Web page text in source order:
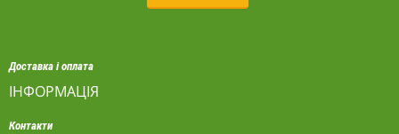
Доставка і оплата
ІНФОРМАЦІЯ
Контакти